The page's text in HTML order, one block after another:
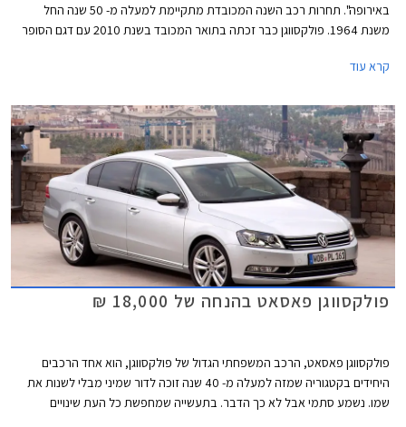
באירופה". תחרות רכב השנה המכובדת מתקיימת למעלה מ- 50 שנה החל
משנת 1964. פולקסווגן כבר זכתה בתואר המכובד בשנת 2010 עם דגם הסופר
גולף. כעת תורה של פולקסווגן פאסאט החדשה לזכות בתואר הנחשק.
קרא עוד
פולקסווגן פאסאט בהנחה של 18,000 ₪
פולקסווגן פאסאט, הרכב המשפחתי הגדול של פולקסווגן, הוא אחד הרכבים
היחידים בקטגוריה שמזה למעלה מ- 40 שנה זוכה לדור שמיני מבלי לשנות את
שמו. נשמע סתמי אבל לא כך הדבר. בתעשייה שמחפשת כל העת שינויים